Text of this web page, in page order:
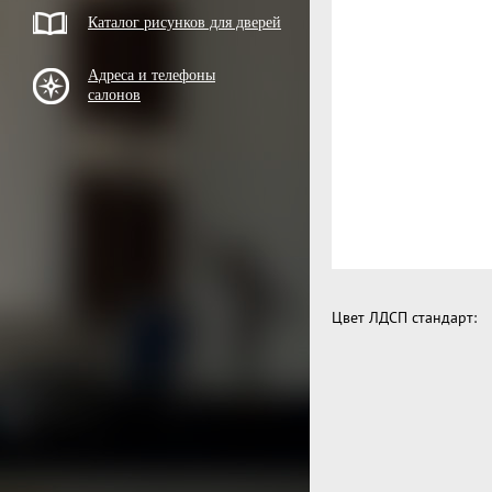
Каталог рисунков для дверей
Адреса и телефоны
салонов
Цвет ЛДСП стандарт: